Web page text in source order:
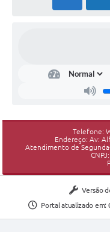
Telefone:
Endereço: Av:
Atendimento de
Versão
Portal atualizado em: